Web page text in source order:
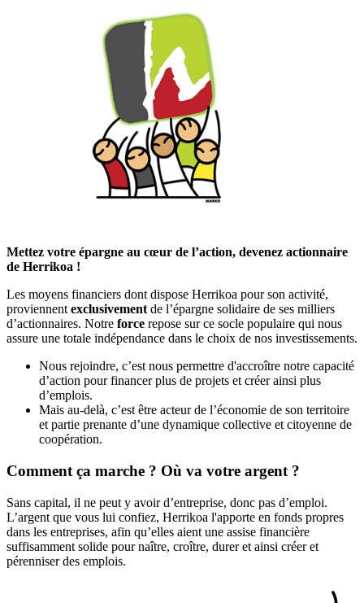
Mettez votre épargne au cœur de l’action, devenez actionnaire
de Herrikoa !
Les moyens financiers dont dispose Herrikoa pour son activité,
proviennentexclusivementde l’épargne solidaire de ses milliers
d’actionnaires. Notre force repose sur ce socle populaire qui nous
assure une totale indépendance dans le choix de nos investissements.
Nous rejoindre, c’est nous permettre d'accroître notre capacité
d’action pour financer plus de projets et créer ainsi plus
d’emplois.
Mais au-delà, c’est être acteur de l’économie de son territoire
et partie prenante d’une dynamique collective et citoyenne de
coopération.
Comment ça marche ? Où va votre argent ?
Sans capital, il ne peut y avoir d’entreprise, donc pas d’emploi.
L’argent que vous lui confiez, Herrikoa l'apporte en fonds propres
dans les entreprises, afin qu’elles aient une assise financière
suffisamment solide pour naître, croître, durer et ainsi créer et
pérenniser des emplois.